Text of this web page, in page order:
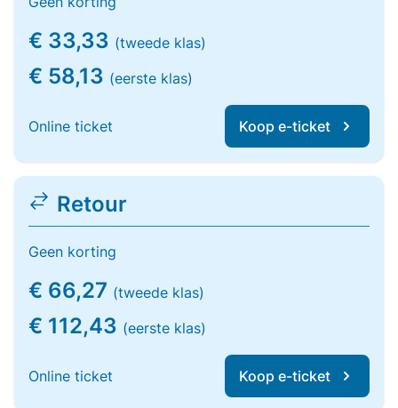
€ 33,33 (tweede klas)
€ 58,13 (eerste klas)
Online ticket Koop e-ticket
Retour
Geen korting
€ 66,27 (tweede klas)
€ 112,43 (eerste klas)
Online ticket Koop e-ticket